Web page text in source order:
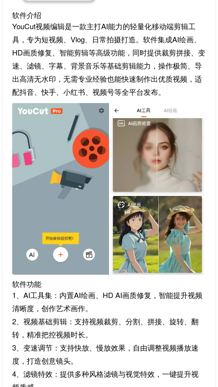
软件介绍
YouCut视频编辑是一款主打AI能力的轻量化移动端剪辑工
具，专为短视频、Vlog、日常拍摄打造。软件集成AI绘画、
HD画质修复、智能剪辑等高级功能，同时提供裁剪拼接、变
速、滤镜、字幕、背景音乐等基础剪辑能力，操作极简、导
出高清无水印，无需专业经验也能快速制作出优质视频，适
配抖音、快手、小红书、视频号等全平台发布。
软件功能
1、AI工具集：内置AI绘画、HD AI画质修复，智能提升视频
清晰度，创作艺术画作。
2、视频基础剪辑：支持视频裁剪、分割、拼接、旋转、翻
转，精准把控视频时长。
3、变速调节：支持快放、慢放效果，自由调整视频播放速
度，打造创意镜头。
4、滤镜特效：提供多种风格滤镜与视觉特效，一键提升视